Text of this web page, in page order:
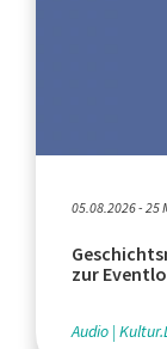
05.08.2026 - 25
zur
Audio